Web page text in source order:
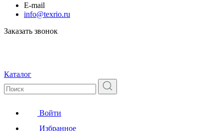
E-mail
info@texrio.ru
Заказать звонок
Каталог
Войти
Избранное